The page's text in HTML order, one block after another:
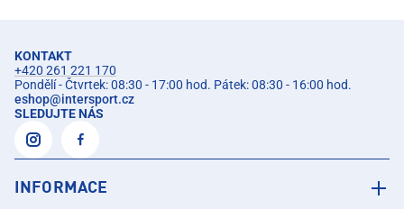
KONTAKT
+420 261 221 170
Pondělí - Čtvrtek: 08:30 - 17:00 hod. Pátek: 08:30 - 16:00 hod.
eshop@intersport.cz
SLEDUJTE NÁS
INFORMACE